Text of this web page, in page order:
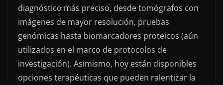
diagnóstico más preciso, desde tomógrafos con
imágenes de mayor resolución, pruebas
genómicas hasta biomarcadores proteicos (aún
utilizados en el marco de protocolos de
investigación). Asimismo, hoy están disponibles
opciones terapéuticas que pueden ralentizar la